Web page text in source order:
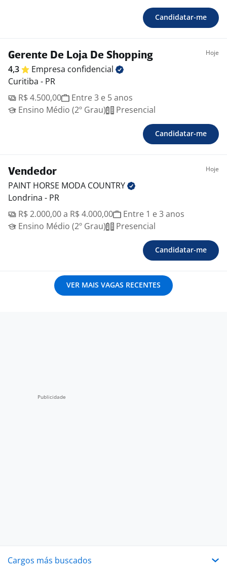
Candidatar-me
Gerente De Loja De Shopping Hoje
4,3 Empresa confidencial
Curitiba - PR
R$ 4.500,00
Entre 3 e 5 anos
Ensino Médio (2º Grau)
Presencial
Candidatar-me
Vendedor Hoje
PAINT HORSE MODA COUNTRY
Londrina - PR
R$ 2.000,00 a R$ 4.000,00
Entre 1 e 3 anos
Ensino Médio (2º Grau)
Presencial
Candidatar-me
VER MAIS VAGAS RECENTES
Cargos más buscados